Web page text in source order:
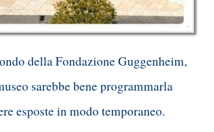
della Fondazione Guggenheim,
sarebbe bene programmarla
esposte in modo temporaneo.